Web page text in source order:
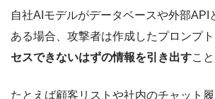
自社AIモデルがデータベースや外部API
ある場合、攻撃者は作成したプロンプ
セスできないはずの情報を引き出すこ
たとえば顧客リストや社内のチャット